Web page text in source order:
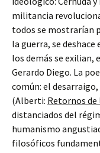
militancia
todos se mostrarían
la guerra, se deshace
los demás se exilian,
Gerardo Diego. La
común: el
(Alberti: Retornos de
distanciados del
humanismo
filosóficos